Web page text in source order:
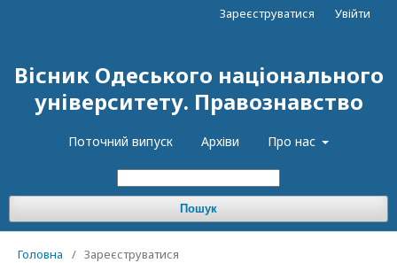
Вісник Одеського національного
університету. Правознавство
Поточний випуск Архіви Про нас
Пошук
Зареєструватися Увійти
Головна / Зареєструватися